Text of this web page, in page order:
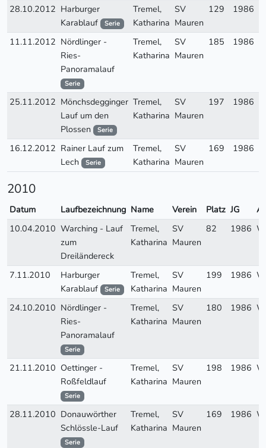
28.10.2012 Harburger
Karablauf
Serie
Tremel,
Katharina
SV
Mauren
129 1986
11.11.2012 Nördlinger -
Ries-
Panoramalauf
Serie
Tremel,
Katharina
SV
Mauren
185 1986
25.11.2012 Mönchsdegginger
Lauf um den
Plossen
Serie
Tremel,
Katharina
SV
Mauren
197 1986
16.12.2012 Rainer Lauf zum
Lech
Serie
Tremel,
Katharina
SV
Mauren
169 1986
2010
Datum Laufbezeichnung Name Verein Platz JG
10.04.2010 Warching - Lauf
zum
Dreiländereck
Tremel,
Katharina
SV
Mauren
82 1986
7.11.2010
Harburger
Karablauf
Serie
Tremel,
Katharina
SV
Mauren
199 1986
24.10.2010 Nördlinger -
Ries-
Panoramalauf
Serie
Tremel,
Katharina
SV
Mauren
180 1986
21.11.2010 Oettinger -
Roßfeldlauf
Serie
Tremel,
Katharina
SV
Mauren
198 1986
28.11.2010 Donauwörther
Schlössle-Lauf
Serie
Tremel,
Katharina
SV
Mauren
169 1986